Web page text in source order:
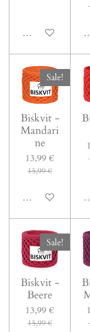
In den
Sale!
Biskvit -
Mandari
ne
13,99 €
15,99 €
In den
Sale!
Biskvit -
Beere
13,99 €
15,99 €